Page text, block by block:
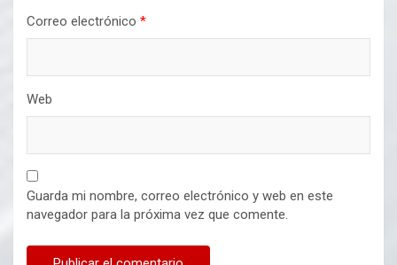
Correo electrónico *
Web
Guarda mi nombre, correo electrónico y web en este
navegador para la próxima vez que comente.